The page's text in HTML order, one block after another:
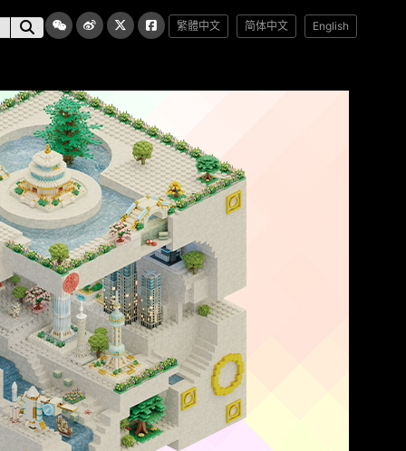
繁體中文 简体中文 English